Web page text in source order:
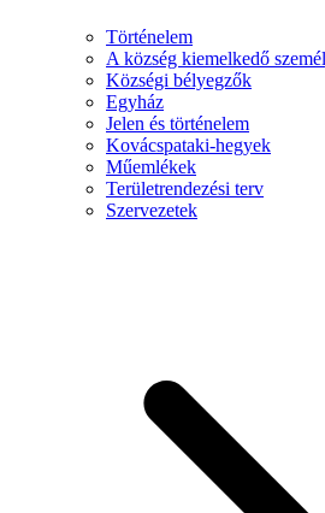
Történelem
A község kiemelkedő
Községi bélyegzők
Egyház
Jelen és történelem
Kovácspataki-hegyek
Műemlékek
Területrendezési terv
Szervezetek